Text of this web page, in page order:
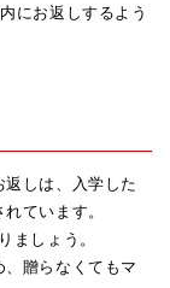
にお返しするよう
しは、入学した
ています。
ましょう。
、贈らなくてもマ